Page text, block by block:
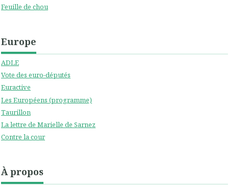
Feuille de chou
Europe
ADLE
Vote des euro-députés
Euractive
Les Européens (programme)
Taurillon
La lettre de Marielle de Sarnez
Contre la cour
À propos